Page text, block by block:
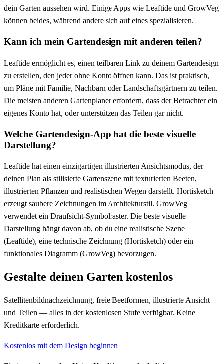
dein Garten aussehen wird. Einige Apps wie Leaftide und GrowVeg
können beides, während andere sich auf eines spezialisieren.
Kann ich mein Gartendesign mit anderen teilen?
Leaftide ermöglicht es, einen teilbaren Link zu deinem Gartendesign
zu erstellen, den jeder ohne Konto öffnen kann. Das ist praktisch,
um Pläne mit Familie, Nachbarn oder Landschaftsgärtnern zu teilen.
Die meisten anderen Gartenplaner erfordern, dass der Betrachter ein
eigenes Konto hat, oder unterstützen das Teilen gar nicht.
Welche Gartendesign-App hat die beste visuelle
Darstellung?
Leaftide hat einen einzigartigen illustrierten Ansichtsmodus, der
deinen Plan als stilisierte Gartenszene mit texturierten Beeten,
illustrierten Pflanzen und realistischen Wegen darstellt. Hortisketch
erzeugt saubere Zeichnungen im Architekturstil. GrowVeg
verwendet ein Draufsicht-Symbolraster. Die beste visuelle
Darstellung hängt davon ab, ob du eine realistische Szene
(Leaftide), eine technische Zeichnung (Hortisketch) oder ein
funktionales Diagramm (GrowVeg) bevorzugen.
Gestalte deinen Garten kostenlos
Satellitenbildnachzeichnung, freie Beetformen, illustrierte Ansicht
und Teilen — alles in der kostenlosen Stufe verfügbar. Keine
Kreditkarte erforderlich.
Kostenlos mit dem Design beginnen